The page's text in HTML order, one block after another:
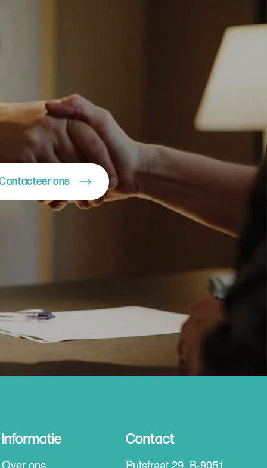
ons
Informatie
Over ons
Contact
Putstraat 29, B-9051